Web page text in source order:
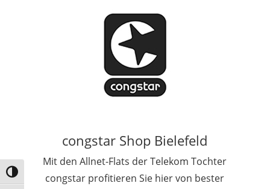
Umschalten auf hohe Kontraste
congstar Shop Bielefeld
Mit den Allnet-Flats der Telekom Tochter
congstar profitieren Sie hier von bester